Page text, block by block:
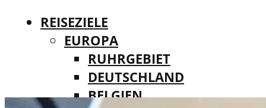
REISEZIELE
EUROPA
RUHRGEBIET
DEUTSCHLAND
BELGIEN